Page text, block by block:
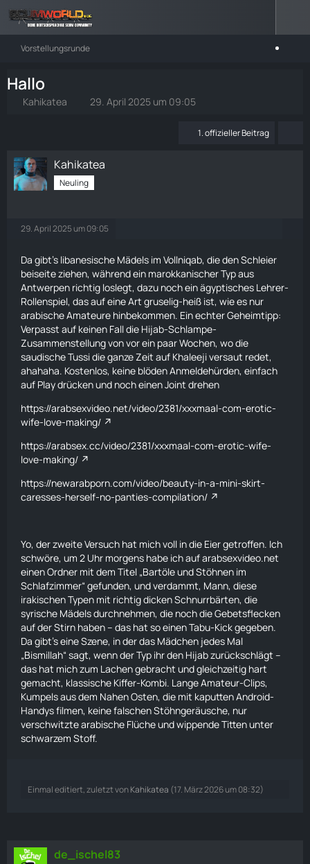
Vorstellungsrunde
Hallo
Kahikatea 29. April 2025 um 09:05
1. offizieller Beitrag
Kahikatea
Neuling
29. April 2025 um 09:05
Da gibt’s libanesische Mädels im Vollniqab, die den Schleier
beiseite ziehen, während ein marokkanischer Typ aus
Antwerpen richtig loslegt, dazu noch ein ägyptisches Lehrer-
Rollenspiel, das auf eine Art gruselig-heiß ist, wie es nur
arabische Amateure hinbekommen. Ein echter Geheimtipp:
Verpasst auf keinen Fall die Hijab-Schlampe-
Zusammenstellung von vor ein paar Wochen, wo die
saudische Tussi die ganze Zeit auf Khaleeji versaut redet,
ahahaha. Kostenlos, keine blöden Anmeldehürden, einfach
auf Play drücken und noch einen Joint drehen
https://arabsexvideo.net/video/2381/xxxmaal-com-erotic-
wife-love-making/
https://arabsex.cc/video/2381/xxxmaal-com-erotic-wife-
love-making/
https://newarabporn.com/video/beauty-in-a-mini-skirt-
caresses-herself-no-panties-compilation/
Yo, der zweite Versuch hat mich voll in die Eier getroffen. Ich
schwöre, um 2 Uhr morgens habe ich auf arabsexvideo.net
einen Ordner mit dem Titel „Bartöle und Stöhnen im
Schlafzimmer“ gefunden, und verdammt, Mann, diese
irakischen Typen mit richtig dicken Schnurrbärten, die
syrische Mädels durchnehmen, die noch die Gebetsflecken
auf der Stirn haben – das hat so einen Tabu-Kick gegeben.
Da gibt’s eine Szene, in der das Mädchen jedes Mal
„Bismillah“ sagt, wenn der Typ ihr den Hijab zurückschlägt –
das hat mich zum Lachen gebracht und gleichzeitig hart
gemacht, klassische Kiffer-Kombi. Lange Amateur-Clips,
Kumpels aus dem Nahen Osten, die mit kaputten Android-
Handys filmen, keine falschen Stöhngeräusche, nur
verschwitzte arabische Flüche und wippende Titten unter
schwarzem Stoff.
Einmal editiert, zuletzt vonKahikatea (17. März 2026 um 08:32)
de_ischel83